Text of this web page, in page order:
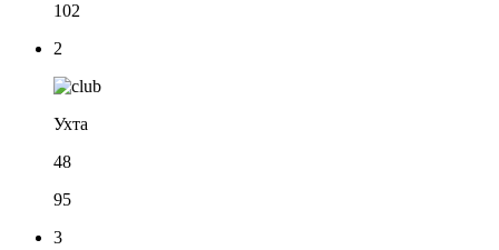
102
2
Ухта
48
95
3